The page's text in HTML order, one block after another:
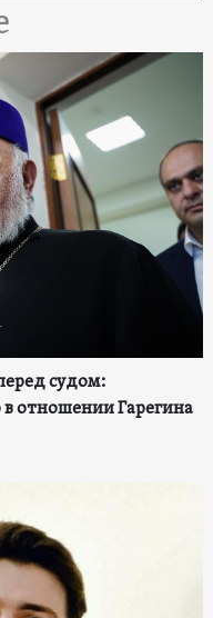
судом:
в отношении Гарегина